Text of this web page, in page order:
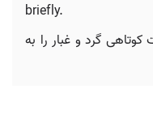
briefly.
کوتاهی گرد و غبار را به